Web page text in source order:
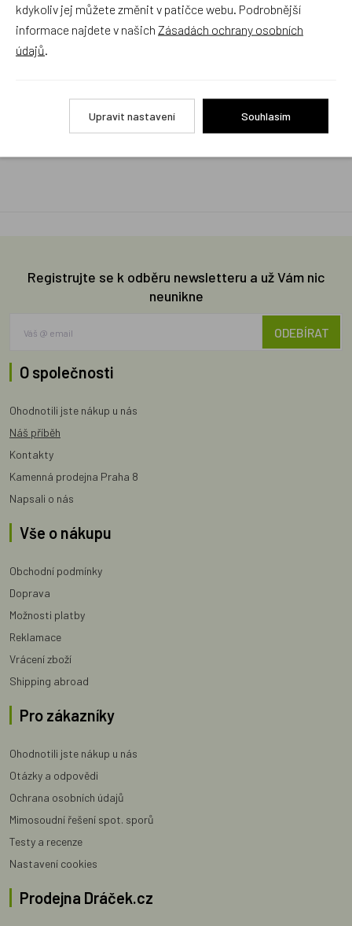
Milujeme české výrobky
Objednávky obsahující jen skladové položky
expedujeme i v den objednávky, ostatní dle dodací
Registrujte se k odběru newsletteru a už Vám nic
neunikne
ODEBÍRAT
O společnosti
Ohodnotili jste nákup u nás
Náš příběh
Kontakty
Kamenná prodejna Praha 8
Napsali o nás
Vše o nákupu
Obchodní podmínky
Doprava
Možnosti platby
Reklamace
Vrácení zboží
Shipping abroad
Pro zákazníky
Ohodnotili jste nákup u nás
Otázky a odpovědi
Ochrana osobních údajů
Mimosoudní řešení spot. sporů
Testy a recenze
Nastavení cookies
Prodejna Dráček.cz
kdykoliv jej můžete změnit v patičce webu. Podrobnější
informace najdete v našich Zásadách ochrany osobních
údajů
Upravit nastavení Souhlasím